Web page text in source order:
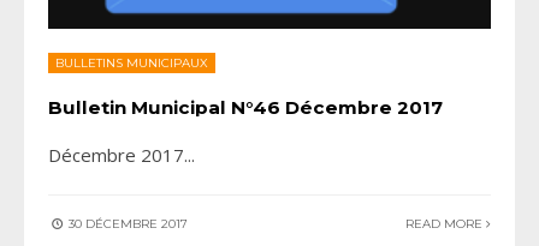
BULLETINS MUNICIPAUX
Bulletin Municipal N°46 Décembre 2017
Décembre 2017...
30 DÉCEMBRE 2017 READ MORE